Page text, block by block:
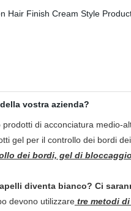
vostra azienda?
di acconciatura medio-
gel per il controllo dei bordi
dei bordi, gel di
diventa bianco? Ci
devono utilizzaretre metodi di